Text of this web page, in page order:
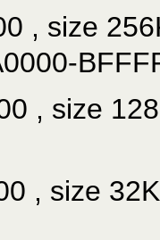
, size
, size
, size